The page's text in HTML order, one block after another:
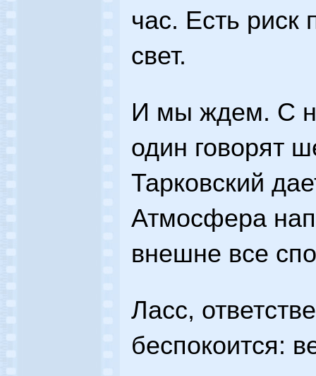
час. Есть риск
свет.
И мы ждем. С
один говорят
Тарковский
Атмосфера
внешне все
Ласс,
беспокоится: